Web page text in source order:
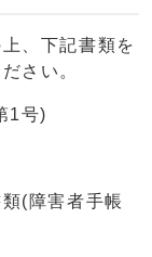
、下記書類を
さい。
1号)
(障害者手帳